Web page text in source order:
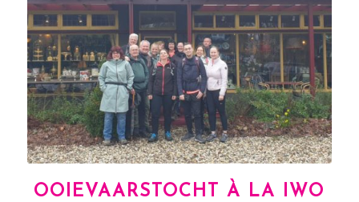
OOIEVAARSTOCHT À LA IWO